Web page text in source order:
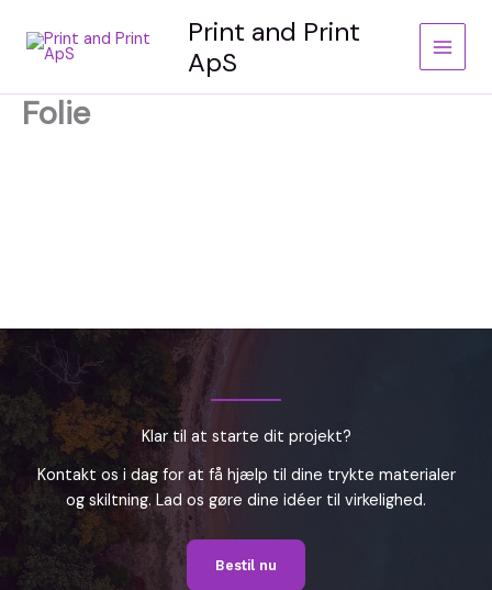
indholdet
Print and Print
ApS
Folie
Klar til at starte dit projekt?
Kontakt os i dag for at få hjælp til dine trykte materialer
og skiltning. Lad os gøre dine idéer til virkelighed.
Bestil nu